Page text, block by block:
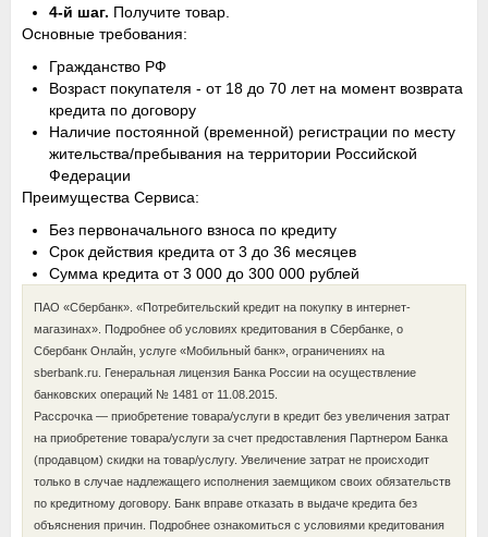
4-й шаг. Получите товар.
Основные требования:
Гражданство РФ
Возраст покупателя - от 18 до 70 лет на момент возврата
кредита по договору
Наличие постоянной (временной) регистрации по месту
жительства/пребывания на территории Российской
Федерации
Преимущества Сервиса:
Без первоначального взноса по кредиту
Срок действия кредита от 3 до 36 месяцев
Сумма кредита от 3 000 до 300 000 рублей
ПАО «Сбербанк». «Потребительский кредит на покупку в интернет-
магазинах». Подробнее об условиях кредитования в Сбербанке, о
Сбербанк Онлайн, услуге «Мобильный банк», ограничениях на
sberbank.ru. Генеральная лицензия Банка России на осуществление
банковских операций № 1481 от 11.08.2015.
Рассрочка — приобретение товара/услуги в кредит без увеличения затрат
на приобретение товара/услуги за счет предоставления Партнером Банка
(продавцом) скидки на товар/услугу. Увеличение затрат не происходит
только в случае надлежащего исполнения заемщиком своих обязательств
по кредитному договору. Банк вправе отказать в выдаче кредита без
объяснения причин. Подробнее ознакомиться с условиями кредитования